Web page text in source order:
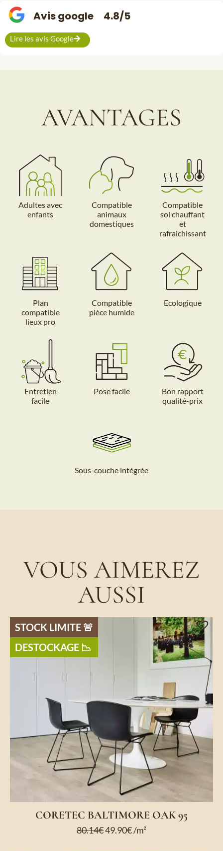
Avis google 4.8/5
Lire les avis Google
AVANTAGES
Adultes avec
enfants
Compatible
animaux
domestiques
Compatible
sol chauffant
et
rafraichissant
Plan
compatible
lieux pro
Compatible
pièce humide
Ecologique
Entretien
facile
Pose facile
Bon rapport
qualité-prix
Sous-couche intégrée
VOUS AIMEREZ
AUSSI
STOCK LIMITE 🚨​
DESTOCKAGE 📉
CORETEC BALTIMORE OAK 95
80.14€49.90€/m²